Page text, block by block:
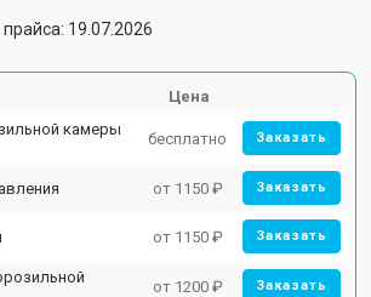
19.07.2026
Цена
камеры
бесплатно Заказать
от 1150 ₽ Заказать
от 1150 ₽ Заказать
от 1200 ₽ Заказать